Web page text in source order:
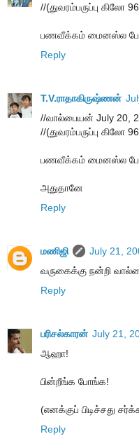
//(துவரம்பருப்பு கிலோ
பணவீக்கம் மைனஸ்ல
Reply
T.V.ராதாகிருஷ்ணன்
//வால்பையன் July 20,
//(துவரம்பருப்பு கிலோ
பணவீக்கம் மைனஸ்ல
அதுதானே
Reply
மணிஜி
July 21,
வருகைக்கு நன்றி
Reply
பரிசல்காரன் July 21,
ஆஹா!
பின்றீங்க போங்க!
(எனக்குப் பிடிச்சது
Reply